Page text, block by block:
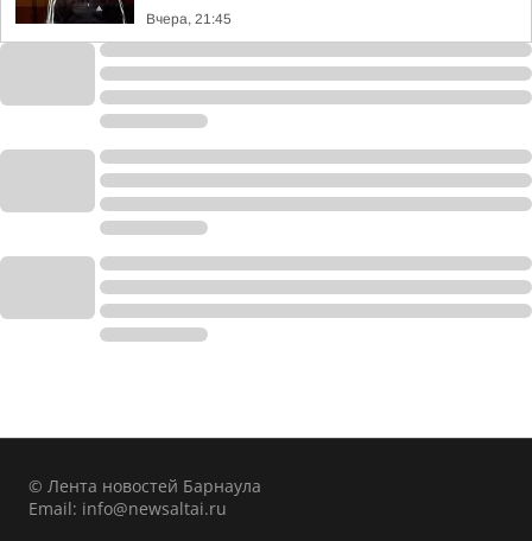
Вчера, 21:45
© Лента новостей Барнаула
Email: info@newsaltai.ru